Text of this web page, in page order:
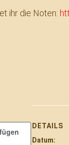
ihr die Noten:
DETAILS
Datum: